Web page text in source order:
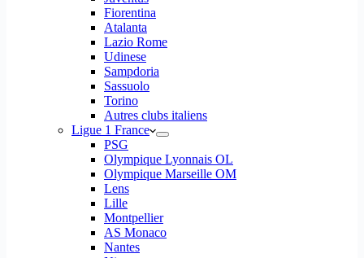
Fiorentina
Atalanta
Lazio Rome
Udinese
Sampdoria
Sassuolo
Torino
Autres clubs italiens
Ligue 1 France
PSG
Olympique Lyonnais OL
Olympique Marseille OM
Lens
Lille
Montpellier
AS Monaco
Nantes